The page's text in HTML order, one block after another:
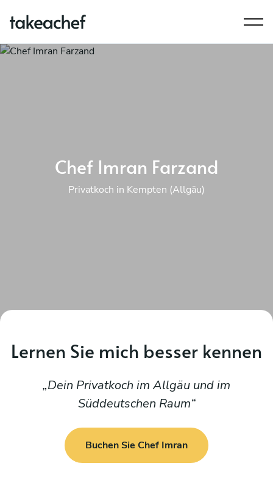
Chef Imran Farzand
Privatkoch in Kempten (Allgäu)
Lernen Sie mich besser kennen
Dein Privatkoch im Allgäu und im
Süddeutschen Raum
Buchen Sie Chef Imran